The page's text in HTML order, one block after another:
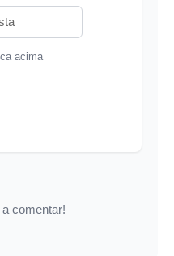
acima
comentar!